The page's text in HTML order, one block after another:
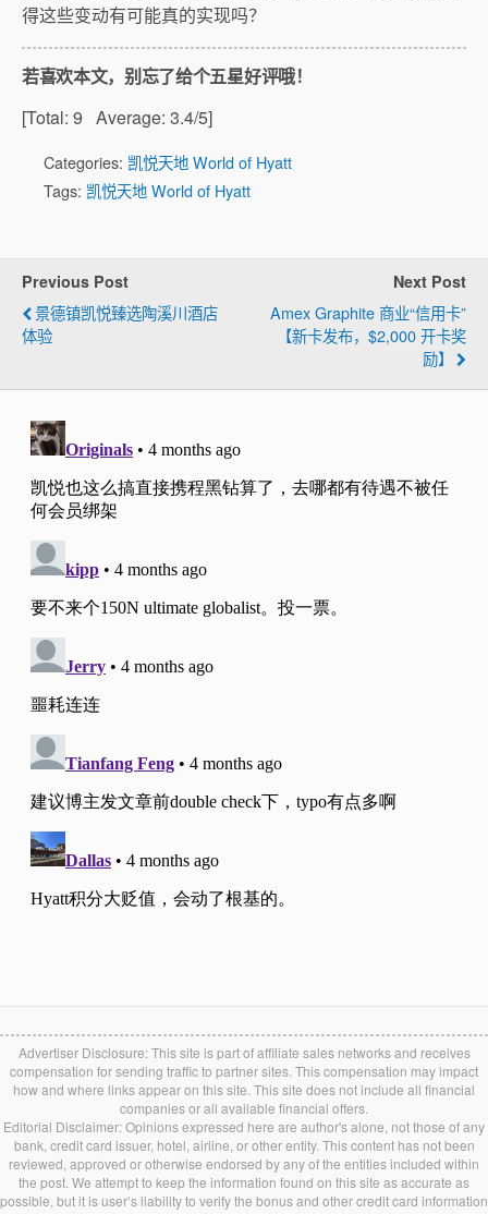
得这些变动有可能真的实现吗？
若喜欢本文，别忘了给个五星好评哦！
[Total: 9 Average: 3.4/5]
Categories: 凯悦天地 World of Hyatt
Tags: 凯悦天地 World of Hyatt
Previous Post
景德镇凯悦臻选陶溪川酒店
体验
Next Post
Amex Graphite 商业“信用卡”
【新卡发布，$2,000 开卡奖
励】
Advertiser Disclosure: This site is part of affiliate sales networks and receives
compensation for sending traffic to partner sites. This compensation may impact
how and where links appear on this site. This site does not include all financial
companies or all available financial offers.
Editorial Disclaimer: Opinions expressed here are author's alone, not those of any
bank, credit card issuer, hotel, airline, or other entity. This content has not been
reviewed, approved or otherwise endorsed by any of the entities included within
the post. We attempt to keep the information found on this site as accurate as
possible, but it is user’s liability to verify the bonus and other credit card information